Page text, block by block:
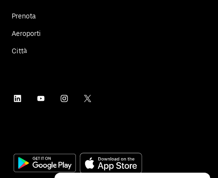
Prenota
Aeroporti
Città